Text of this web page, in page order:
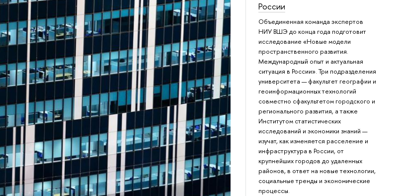
России
Объединенная команда экспертов
НИУ ВШЭ до конца года подготовит
исследование «Новые модели
пространственного развития.
Международный опыт и актуальная
ситуация в России». Три подразделения
университета — факультет географии и
геоинформационных технологий
совместно сфакультетом городского и
регионального развития, а также
Институтом статистических
исследований и экономики знаний —
изучат, как изменяется расселение и
инфраструктура в России, от
крупнейших городов до удаленных
районов, в ответ на новые технологии,
социальные тренды и экономические
процессы.